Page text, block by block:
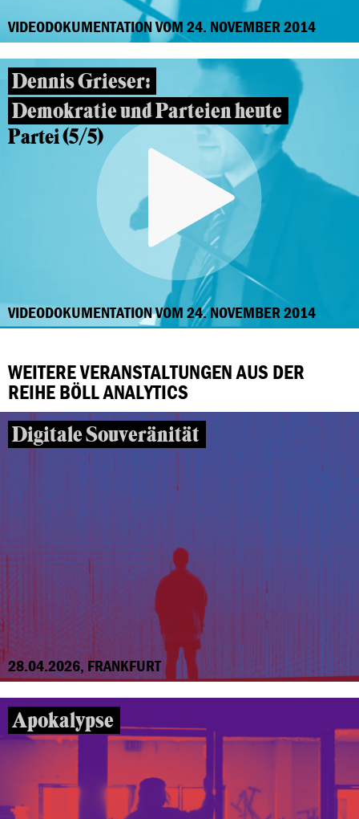
VIDEODOKUMENTATION VOM 24. NOVEMBER 2014
Dennis Grieser:
Demokratie und Parteien heute
Partei (5/5)
VIDEODOKUMENTATION VOM 24. NOVEMBER 2014
WEITERE VERANSTALTUNGEN AUS DER
REIHE BÖLL ANALYTICS
Digitale Souveränität
28.04.2026, FRANKFURT
Apokalypse